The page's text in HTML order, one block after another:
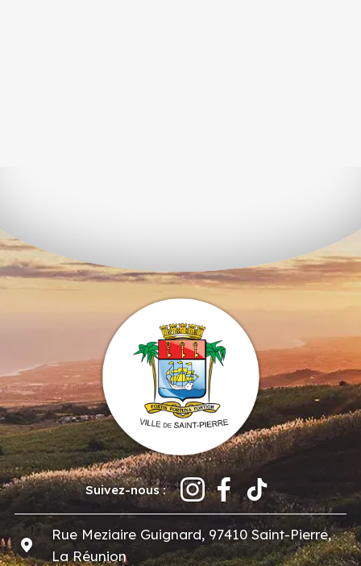
Suivez-nous :
Rue Meziaire Guignard, 97410 Saint-Pierre,
La Réunion